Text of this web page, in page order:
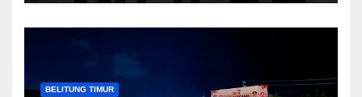
BELITUNG TIMUR